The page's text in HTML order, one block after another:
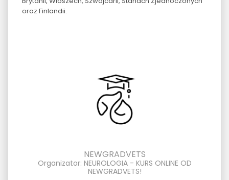
oraz Finlandii.
NEWGRADVETS
Organizator: NEUROLOGIA - KURS ONLINE OD
NEWGRADVETS!